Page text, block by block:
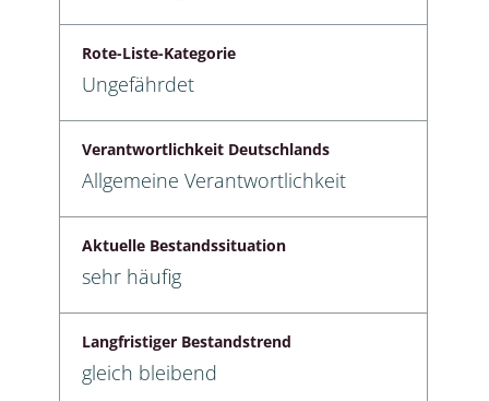
Rote-Liste-Kategorie
Ungefährdet
Verantwortlichkeit Deutschlands
Allgemeine Verantwortlichkeit
Aktuelle Bestandssituation
sehr häufig
Langfristiger Bestandstrend
gleich bleibend